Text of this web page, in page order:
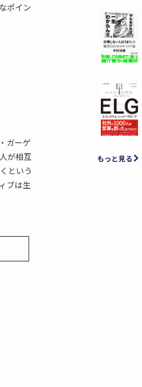
ポイン
ガーゲ
が相互
という
ブは生
もっと見る